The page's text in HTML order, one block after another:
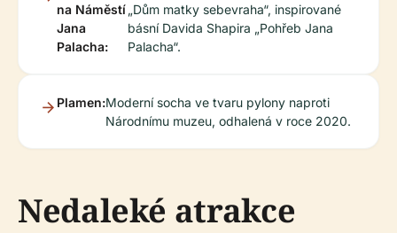
na Náměstí
Jana
Palacha:
„Dům matky sebevraha“, inspirované
básní Davida Shapira „Pohřeb Jana
Palacha“.
Plamen:Moderní socha ve tvaru pylony naproti
Národnímu muzeu, odhalená v roce 2020.
Nedaleké atrakce